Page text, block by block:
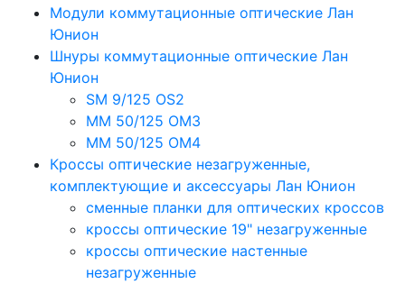
Модули коммутационные оптические Лан
Юнион
Шнуры коммутационные оптические Лан
Юнион
SM 9/125 OS2
MM 50/125 OM3
MM 50/125 OM4
Кроссы оптические незагруженные,
комплектующие и аксессуары Лан Юнион
сменные планки для оптических кроссов
кроссы оптические 19" незагруженные
кроссы оптические настенные
незагруженные